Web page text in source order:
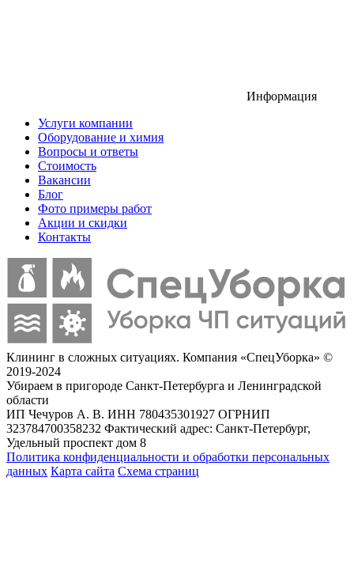
Информация
Услуги компании
Оборудование и химия
Вопросы и ответы
Стоимость
Вакансии
Блог
Фото примеры работ
Акции и скидки
Контакты
Клининг в сложных ситуациях. Компания «СпецУборка» ©
2019-2024
Убираем в пригороде Санкт-Петербурга и Ленинградской
области
ИП Чечуров А. В. ИНН 780435301927 ОГРНИП
323784700358232 Фактический адрес: Санкт-Петербург,
Удельный проспект дом 8
Политика конфиденциальности и обработки персональных
данных Карта сайта Схема страниц